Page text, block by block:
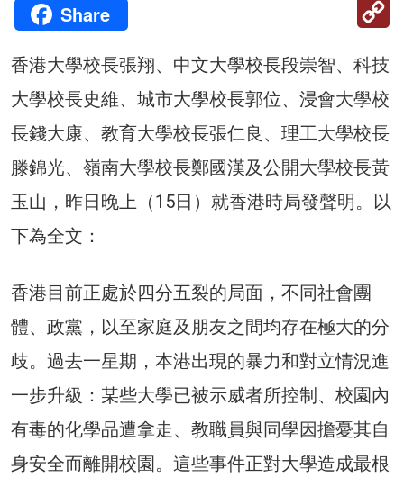
Share
香港大學校長張翔、中文大學校長段崇智、科技
大學校長史維、城市大學校長郭位、浸會大學校
長錢大康、教育大學校長張仁良、理工大學校長
滕錦光、嶺南大學校長鄭國漢及公開大學校長黃
玉山，昨日晚上（15日）就香港時局發聲明。以
下為全文：
香港目前正處於四分五裂的局面，不同社會團
體、政黨，以至家庭及朋友之間均存在極大的分
歧。過去一星期，本港出現的暴力和對立情況進
一步升級：某些大學已被示威者所控制、校園內
有毒的化學品遭拿走、教職員與同學因擔憂其自
身安全而離開校園。這些事件正對大學造成最根